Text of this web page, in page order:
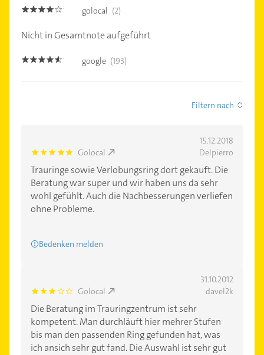
4.0 golocal (2)
Nicht in Gesamtnote aufgeführt
4.5 google (193)
Filtern nach
15.12.2018
5.0 Golocal Delpierro
Trauringe sowie Verlobungsring dort gekauft. Die
Beratung war super und wir haben uns da sehr
wohl gefühlt. Auch die Nachbesserungen verliefen
ohne Probleme.
Bedenken melden
31.10.2012
3.0 Golocal davel2k
Die Beratung im Trauringzentrum ist sehr
kompetent. Man durchläuft hier mehrer Stufen
bis man den passenden Ring gefunden hat, was
ich ansich sehr gut fand. Die Auswahl ist sehr gut